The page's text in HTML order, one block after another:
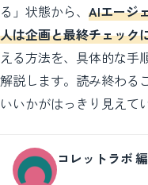
る」状態から、 AIエージ
人は企画と最終チェック
える方法を、具体的な手
解説します。読み終わる
いいかがはっきり見えて
コレットラボ